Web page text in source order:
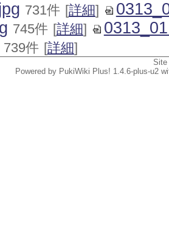
731件 [詳細]
745件 [詳細]
739件 [詳細]
Powered by PukiWiki Plus! 1.4.6-plus-u2